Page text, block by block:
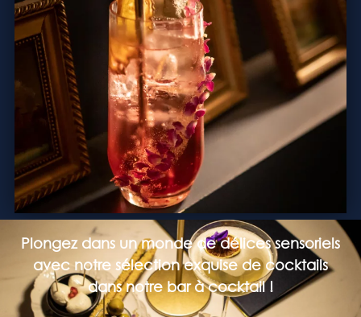
Plongez dans un monde de délices sensoriels
avec notre sélection exquise de cocktails
dans notre bar à cocktail !